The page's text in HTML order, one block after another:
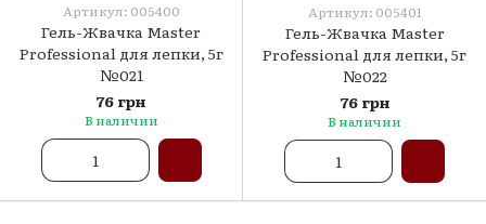
Артикул: 005400
Гель-Жвачка Master
Professional для лепки, 5г
№021
76 грн
В наличии
Артикул: 005401
Гель-Жвачка Master
Professional для лепки, 5г
№022
76 грн
В наличии